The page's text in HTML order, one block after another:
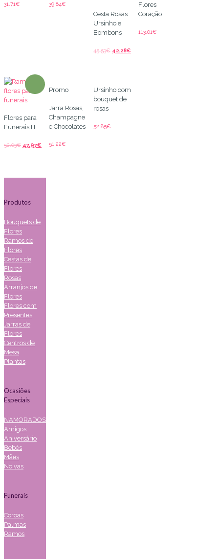
31.71€ 39.84€
Cesta Rosas
Ursinho e
Bombons
45.53€ 42.28€
Flores
Coração
113.01€
Flores para
Funerais III
52.03€ 47.97€
Promo
Jarra Rosas,
Champagne
e Chocolates
51.22€
Ursinho com
bouquet de
rosas
52.85€
Produtos
Bouquets de
Flores
Ramos de
Flores
Cestas de
Flores
Rosas
Arranjos de
Flores
Flores com
Presentes
Jarras de
Flores
Centros de
Mesa
Plantas
Ocasiões
Especiais
NAMORADOS
Amigos
Aniversário
Bebés
Mães
Noivas
Funerais
Coroas
Palmas
Ramos